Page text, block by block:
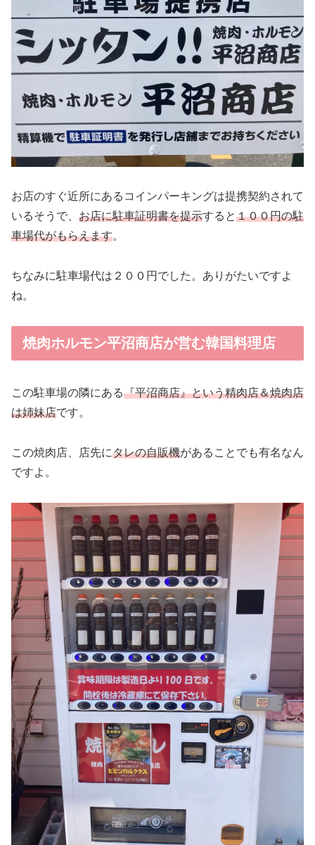
お店のすぐ近所にあるコインパーキングは提携契約されて
いるそうで、 お店に駐車証明書を提示すると１００円の駐
車場代がもらえます。
ちなみに駐車場代は２００円でした。ありがたいですよ
ね。
焼肉ホルモン平沼商店が営む韓国料理店
この駐車場の隣にある『平沼商店』という精肉店＆焼肉店
は姉妹店です。
この焼肉店、店先にタレの自販機があることでも有名なん
ですよ。